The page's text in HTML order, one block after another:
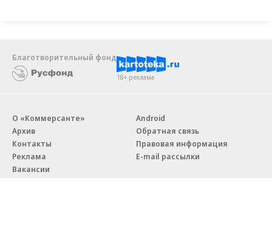
Благотворительный фонд
18+ реклама
О «Коммерсанте»
Архив
Контакты
Реклама
Вакансии
Android
Обратная связь
Правовая информация
E-mail рассылки